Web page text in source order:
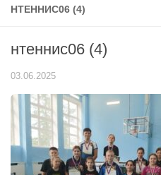
НТЕННИС06 (4)
нтеннис06 (4)
03.06.2025